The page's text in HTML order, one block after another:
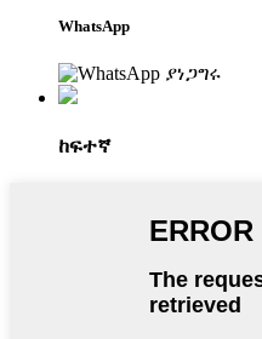
WhatsApp
ከፍተኛ